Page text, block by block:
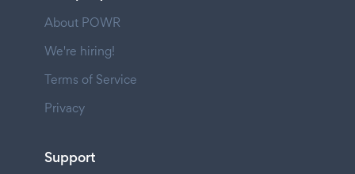
About POWR
We're hiring!
Terms of Service
Privacy
Support